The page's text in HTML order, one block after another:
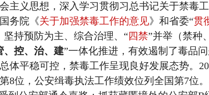
主义思想，深入学习贯彻习总书记关于禁毒
务院《关于加强禁毒工作的意见》和省委“贯
持预防为主、综合治理、“四禁”并举（禁种
、控、治、建”一体化推进，有效遏制了毒品
体平稳可控，禁毒工作呈现良好发展态势。
8位，公安缉毒执法工作绩效位列全国第7位